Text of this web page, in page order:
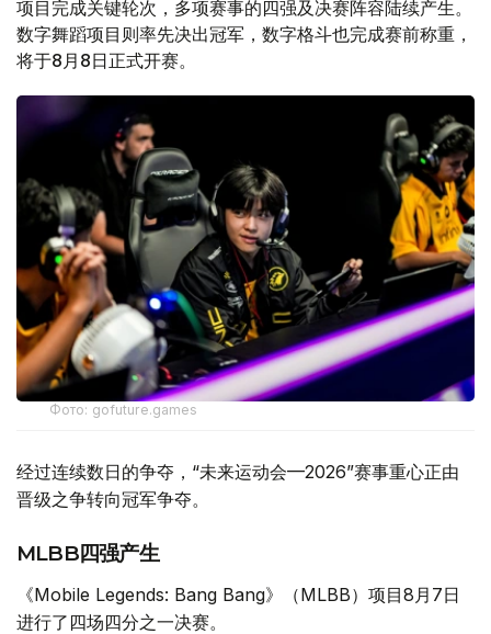
项目完成关键轮次，多项赛事的四强及决赛阵容陆续产生。
数字舞蹈项目则率先决出冠军，数字格斗也完成赛前称重，
将于8月8日正式开赛。
Фото: gofuture.games
经过连续数日的争夺，“未来运动会—2026”赛事重心正由
晋级之争转向冠军争夺。
MLBB四强产生
《Mobile Legends: Bang Bang》（MLBB）项目8月7日
进行了四场四分之一决赛。